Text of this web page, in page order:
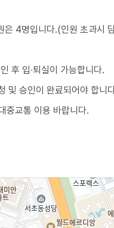
은 4명입니다.(인원 초과시
후 입∙퇴실이 가능합니다.
및 승인이 완료되어야 합니
중교통 이용 바랍니다.